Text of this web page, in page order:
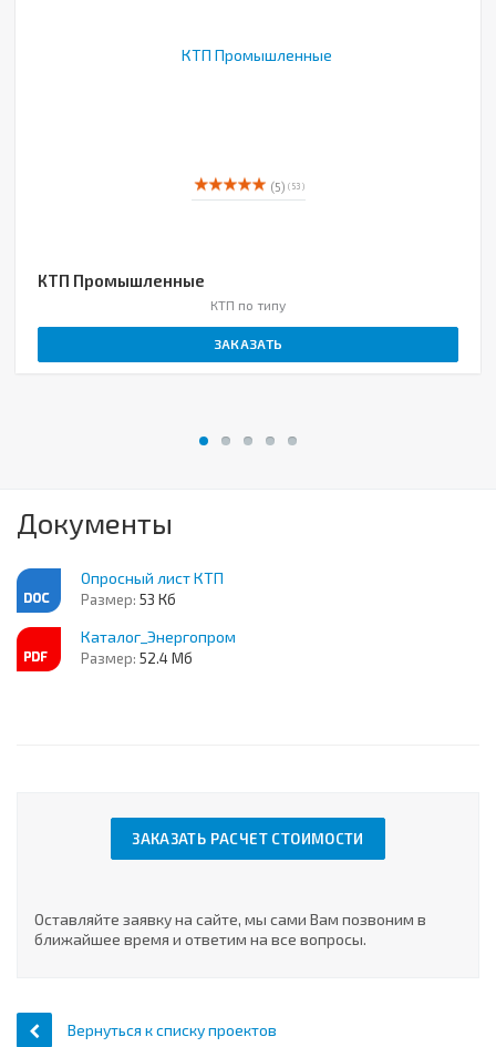
(5) ( 53 )
КТП Промышленные
КТП по типу
ЗАКАЗАТЬ
Документы
Опросный лист КТП
Размер: 53 Кб
Каталог_Энергопром
Размер: 52.4 Мб
ЗАКАЗАТЬ РАСЧЕТ СТОИМОСТИ
Оставляйте заявку на сайте, мы сами Вам позвоним в
ближайшее время и ответим на все вопросы.
Вернуться к списку проектов